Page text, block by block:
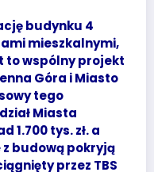
budynku 4
mieszkalnymi,
to wspólny projekt
Góra i Miasto
tego
Miasta
1.700 tys. zł. a
z budową pokryją
przez TBS